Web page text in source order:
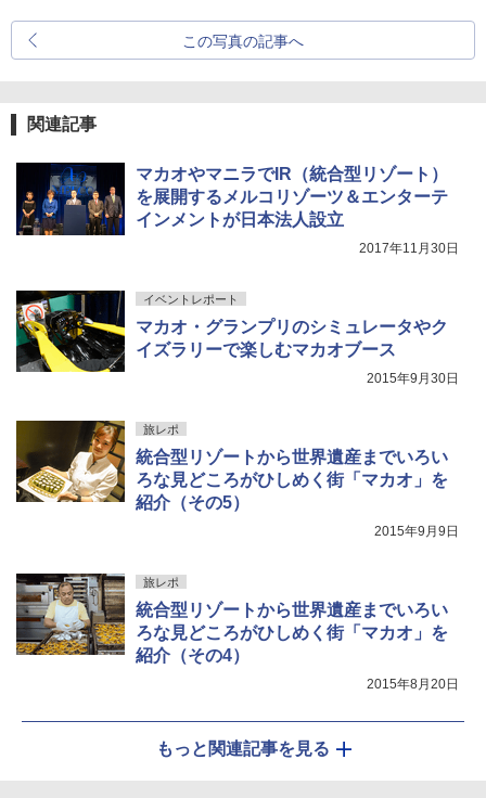
この写真の記事へ
関連記事
マカオやマニラでIR（統合型リゾート）
を展開するメルコリゾーツ＆エンターテ
インメントが日本法人設立
2017年11月30日
イベントレポート
マカオ・グランプリのシミュレータやク
イズラリーで楽しむマカオブース
2015年9月30日
旅レポ
統合型リゾートから世界遺産までいろい
ろな見どころがひしめく街「マカオ」を
紹介（その5）
2015年9月9日
旅レポ
統合型リゾートから世界遺産までいろい
ろな見どころがひしめく街「マカオ」を
紹介（その4）
2015年8月20日
もっと関連記事を見る